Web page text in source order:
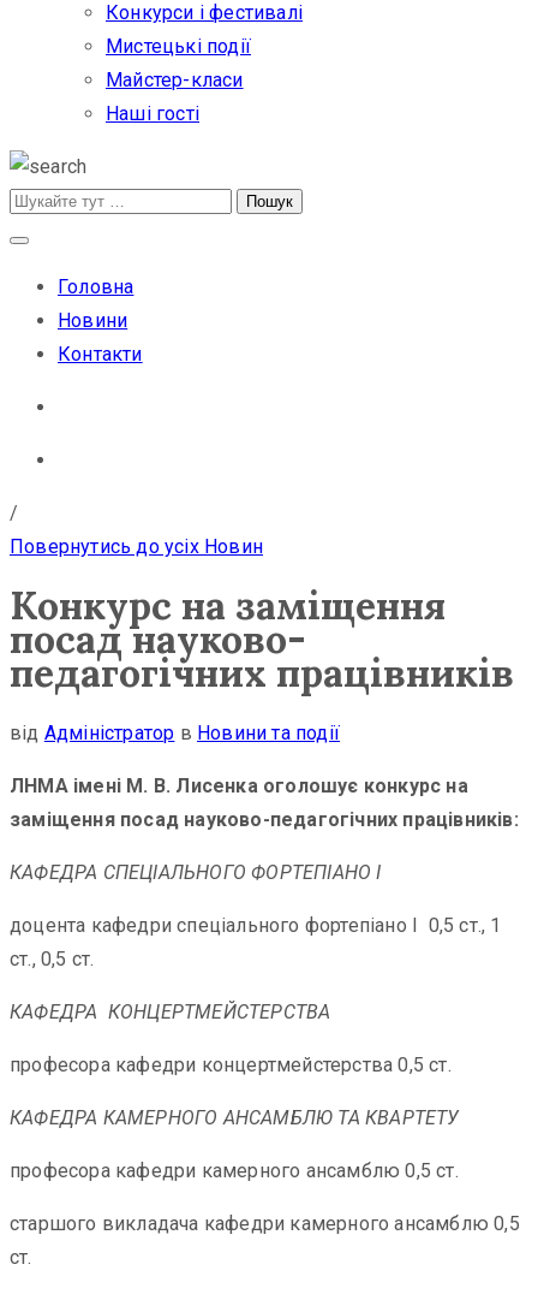
Конкурси і фестивалі
Мистецькі події
Майстер-класи
Наші гості
Головна
Новини
Контакти
/
Повернутись до усіх Новин
Конкурс на заміщення
посад науково-
педагогічних працівників
від Адміністратор в Новини та події
ЛНМА імені М. В. Лисенка оголошує конкурс на
заміщення посад науково-педагогічних працівників:
КАФЕДРА СПЕЦІАЛЬНОГО ФОРТЕПІАНО І
доцента кафедри спеціального фортепіано І 0,5 ст., 1
ст., 0,5 ст.
КАФЕДРА КОНЦЕРТМЕЙСТЕРСТВА
професора кафедри концертмейстерства 0,5 ст.
КАФЕДРА КАМЕРНОГО АНСАМБЛЮ ТА КВАРТЕТУ
професора кафедри камерного ансамблю 0,5 ст.
старшого викладача кафедри камерного ансамблю 0,5
ст.